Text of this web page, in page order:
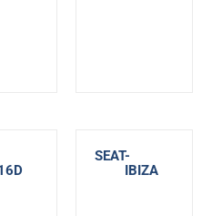
SEAT-
IBIZA